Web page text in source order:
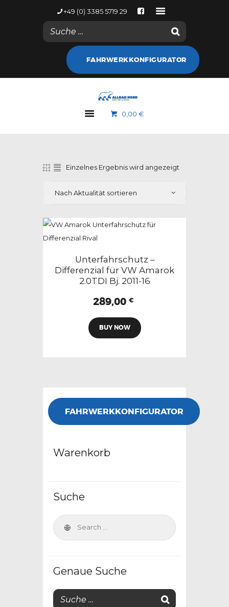
+49 (0) 3385 5719 29
FAHRWERKKONFIGURATOR
0,00 €
NACHRICHTEN
KONTODETAILS
ALLRAD NORD
MARKEN
KONTAKT
Einzelnes Ergebnis wird angezeigt
Unterfahrschutz –
Differenzial für VW Amarok
2.0TDI Bj. 2011-16
289,00 €
BUY NOW
FAHRWERKKONFIGURATOR
Warenkorb
Suche
Genaue Suche